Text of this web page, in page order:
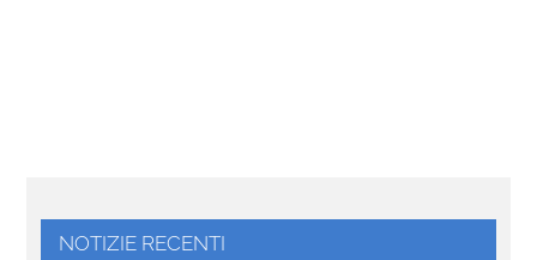
NOTIZIE RECENTI